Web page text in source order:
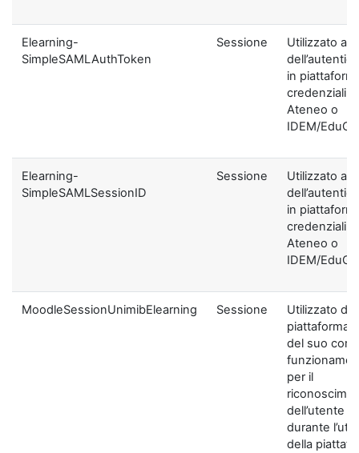
Elearning-
SimpleSAMLAuthToken
Sessione
Utilizzato ai
in
credenziali di
Ateneo o
IDEM/
Elearning-
SimpleSAMLSessionID
Sessione
Utilizzato ai
in
credenziali di
Ateneo o
IDEM/
MoodleSessionUnimibElearning Sessione
Utilizzato
piattaforma
del suo
per il
dell’utente
durante
della